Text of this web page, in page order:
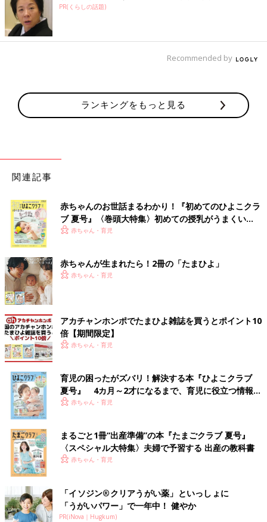
PR(くらしの話題)
Recommended by
ランキングをもっと見る
関連記事
赤ちゃんのお世話まるわかり！『初めてのひよこクラ
ブ 夏号』〈巻頭大特集〉初めての授乳がうまくい
く！ おっぱい・ミルクの基本と夏のトラブル 解決テ
赤ちゃん・育児
赤ちゃんが生まれたら！2冊の「たまひよ」
赤ちゃん・育児
アカチャンホンポでたまひよ雑誌を買うとポイント10
倍【期間限定】
赤ちゃん・育児
育児の困ったがズバリ！解決する本『ひよこクラブ
夏号』 4カ月～2才になるまで、育児に役立つ情報が
いっぱい！
赤ちゃん・育児
まるごと1冊“出産準備”の本『たまごクラブ 夏号』
〈スペシャル大特集〉夫婦で予習する 出産の教科書
赤ちゃん・育児
「イソジン®クリアうがい薬」といっしょに
「うがいパワー」で一年中！ 健やか
PR(iNova｜Hugkum)